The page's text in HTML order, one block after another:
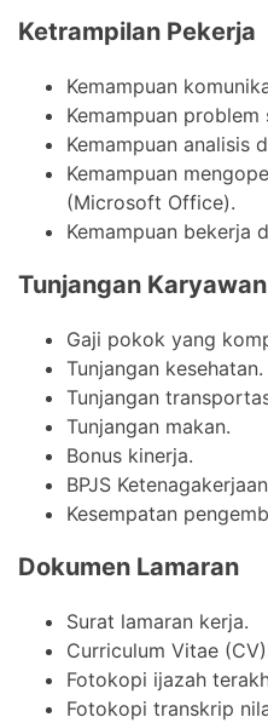
Ketrampilan Pekerja
Kemampuan
Kemampuan problem
Kemampuan analisis
Kemampuan
(Microsoft Office).
Kemampuan bekerja
Tunjangan Karyawan
Gaji pokok yang
Tunjangan kesehatan.
Tunjangan
Tunjangan makan.
Bonus kinerja.
BPJS
Kesempatan
Dokumen Lamaran
Surat lamaran kerja.
Curriculum Vitae
Fotokopi ijazah
Fotokopi transkrip